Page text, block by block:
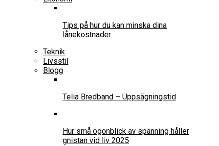
Tips på hur du kan minska dina
lånekostnader
Teknik
Livsstil
Blogg
Telia Bredband – Uppsägningstid
Hur små ögonblick av spänning håller
gnistan vid liv 2025